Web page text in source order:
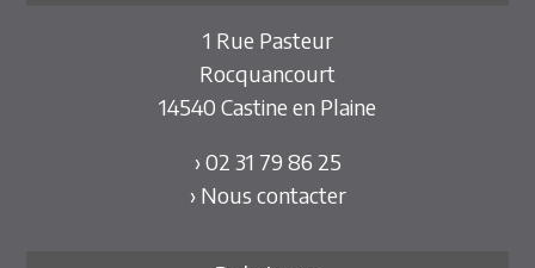
1 Rue Pasteur
Rocquancourt
14540 Castine en Plaine
› 02 31 79 86 25
› Nous contacter